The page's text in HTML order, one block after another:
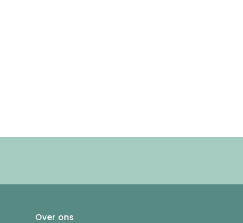
Over ons